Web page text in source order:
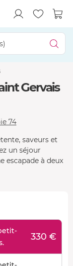
Gervais
74
saveurs et
un séjour
escapade à deux
330 €